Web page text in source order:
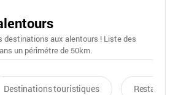
destinations aux alentours ! Liste des
un périmétre de 50km.
Destinations touristiques Restaurants